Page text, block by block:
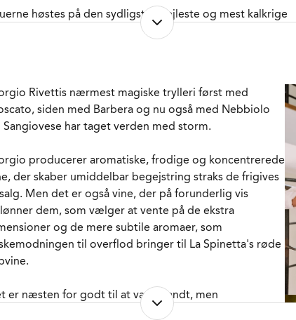
høstes på den sydligste, stejleste og mest kalkrige
af Spineta ’s 6,5 ha. på Starderi, der er en af de mest
og andet tungt materiel, som kan komprimere
lige siden de købte sig ind på skråningen.
plukkes manuelt med en soignering såvel oppe på
som i vinkælderen hvorefter alle stilke fjernes
druerne gærer til vin uden knusning og uden
gærstammer i rustfrit stål. Vinen er modnet 18
i 20% nye og for resten én gang brugte franske
og efterfølgende er den endelige cuvée
i rustfrit stål. Her har vinen fået lov til at
i 3 måneder inden den er tappet uden klaring eller
og til sidst modnet yderligere 8 måneder i flasken
Rivettis nærmest magiske trylleri først med
siden med Barbera og nu også med Nebbiolo
Sangiovese har taget verden med storm.
producerer aromatiske, frodige og koncentrerede
der skaber umiddelbar begejstring straks de frigives
Men det er også vine, der på forunderlig vis
dem, som vælger at vente på de ekstra
og de mere subtile aromaer, som
til overflod bringer til La Spinetta's røde
er næsten for godt til at være sandt, men
i den internationale presse har